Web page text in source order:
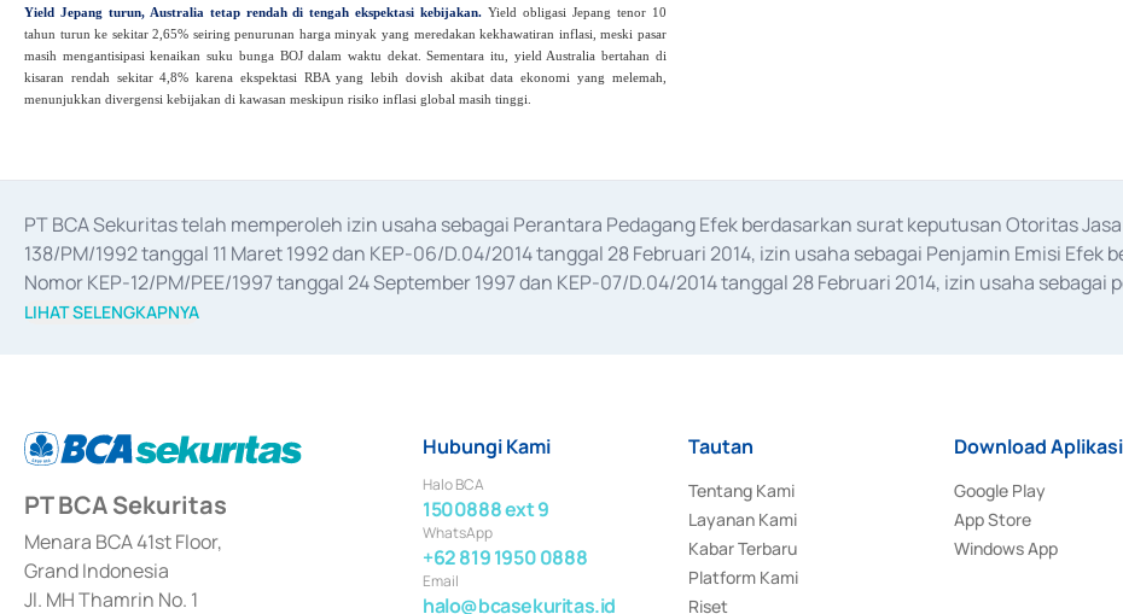
Yield Jepang turun, Australia tetap rendah di tengah ekspektasi kebijakan. Yield obligasi Jepang tenor 10
tahun turun ke sekitar 2,65% seiring penurunan harga minyak yang meredakan kekhawatiran inflasi, meski pasar
masih mengantisipasi kenaikan suku bunga BOJ dalam waktu dekat. Sementara itu, yield Australia bertahan di
kisaran rendah sekitar 4,8% karena ekspektasi RBA yang lebih dovish akibat data ekonomi yang melemah,
menunjukkan divergensi kebijakan di kawasan meskipun risiko inflasi global masih tinggi.
PT BCA Sekuritas telah memperoleh izin usaha sebagai Perantara Pedagang Efek berdasarkan surat keputusan Otoritas
138/PM/1992 tanggal 11 Maret 1992 dan KEP-06/D.04/2014 tanggal 28 Februari 2014, izin usaha sebagai Penjamin Emisi
Nomor KEP-12/PM/PEE/1997 tanggal 24 September 1997 dan KEP-07/D.04/2014 tanggal 28 Februari 2014, izin usaha sebagai
merger, akuisisi, divestasi, dan
LIHAT SELENGKAPNYA
PT BCA Sekuritas
Menara BCA 41st Floor,
Grand Indonesia
Jl. MH Thamrin No. 1
Hubungi Kami
Halo BCA
1500888 ext 9
WhatsApp
+62 819 1950 0888
Email
halo@bcasekuritas.id
Tautan
Tentang Kami
Layanan Kami
Kabar Terbaru
Platform Kami
Riset
Download Aplikasi
Google Play
App Store
Windows App